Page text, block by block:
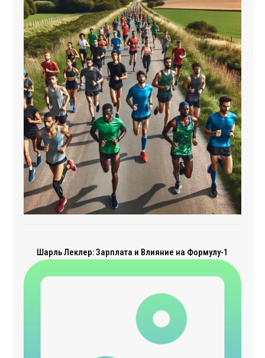
Шарль Леклер: Зарплата и Влияние на Формулу-1